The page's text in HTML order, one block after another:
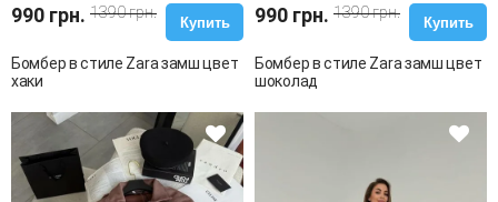
990 грн. 1390 грн.
Купить
Бомбер в стиле Zara замш цвет
хаки
990 грн. 1390 грн.
Купить
Бомбер в стиле Zara замш цвет
шоколад